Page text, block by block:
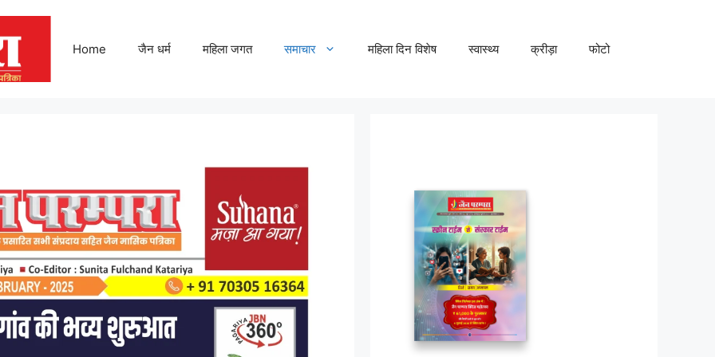
Home जैन धर्म महिला जगत समाचार महिला दिन विशेष स्वास्थ्य क्रीड़ा फोटो